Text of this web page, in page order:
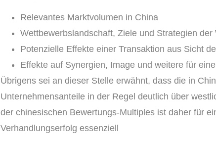
Relevantes Marktvolumen in China
Wettbewerbslandschaft, Ziele und Strategien der
Potenzielle Effekte einer Transaktion aus Sicht
Effekte auf Synergien, Image und weitere für
Übrigens sei an dieser Stelle erwähnt, dass die in
Unternehmensanteile in der Regel deutlich über
der chinesischen Bewertungs-Multiples ist daher für
Verhandlungserfolg essenziell